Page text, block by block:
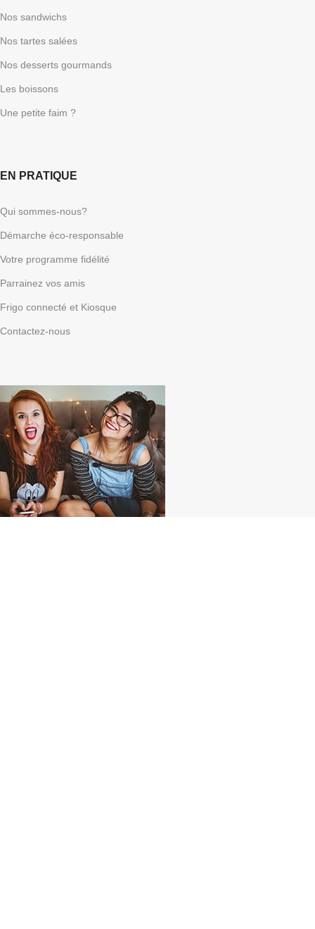
Nos sandwichs
Nos tartes salées
Nos desserts gourmands
Les boissons
Une petite faim ?
EN PRATIQUE
Qui sommes-nous?
Démarche éco-responsable
Votre programme fidélité
Parrainez vos amis
Frigo connecté et Kiosque
Contactez-nous